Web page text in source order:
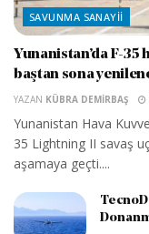
SAVUNMA SANAYII
Yunanistan’da F-35
baştan sona
YAZAN KÜBRA DEMIRBAŞ
Yunanistan Hava
35 Lightning II savaş
aşamaya geçti....